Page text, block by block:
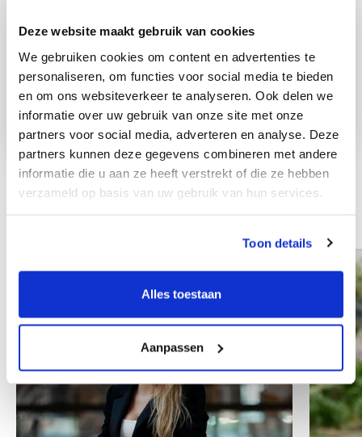
Deze website maakt gebruik van cookies
We gebruiken cookies om content en advertenties te
personaliseren, om functies voor social media te bieden
en om ons websiteverkeer te analyseren. Ook delen we
informatie over uw gebruik van onze site met onze
partners voor social media, adverteren en analyse. Deze
partners kunnen deze gegevens combineren met andere
informatie die u aan ze heeft verstrekt of die ze hebben
verzameld op basis van uw gebruik van hun services.
Toon details
Alles toestaan
Aanpassen